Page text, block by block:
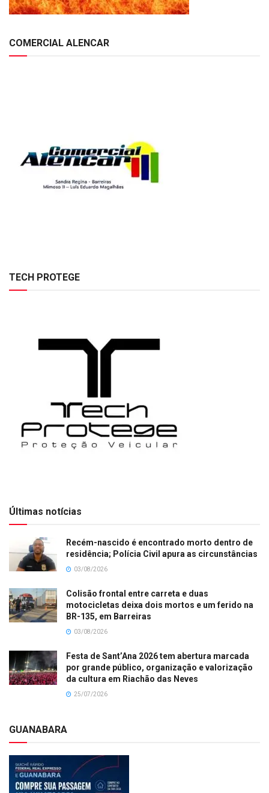
COMERCIAL ALENCAR
TECH PROTEGE
Últimas notícias
Recém-nascido é encontrado morto dentro de
residência; Polícia Civil apura as circunstâncias
03/08/2026
Colisão frontal entre carreta e duas
motocicletas deixa dois mortos e um ferido na
BR-135, em Barreiras
03/08/2026
Festa de Sant’Ana 2026 tem abertura marcada
por grande público, organização e valorização
da cultura em Riachão das Neves
25/07/2026
GUANABARA